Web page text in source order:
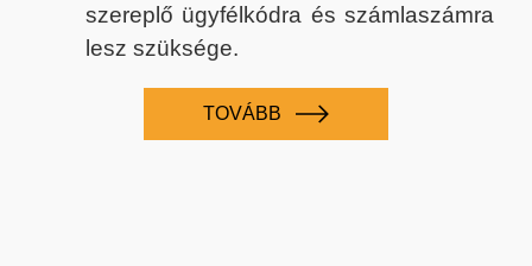
szereplő ügyfélkódra és számlaszámra
lesz szüksége.
TOVÁBB